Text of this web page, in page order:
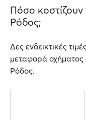
Πόσο
Ρόδος;
Δες ενδεικτικές
μεταφορά οχήματος
Ρόδος.